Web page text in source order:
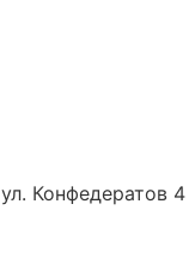
Конфедератов 4